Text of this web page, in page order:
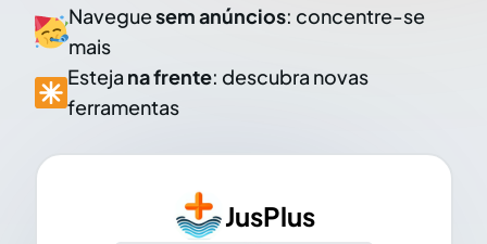
Naveguesem anúncios: concentre-se
mais
Esteja na frente: descubra novas
ferramentas
JusPlus